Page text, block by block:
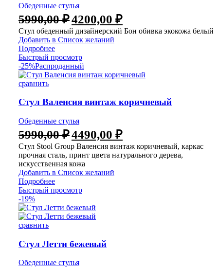
Обеденные стулья
5990,00₽4200,00 ₽
Стул обеденный дизайнерский Бон обивка экокожа белый
Добавить в Список желаний
Подробнее
Быстрый просмотр
-25%Распроданный
сравнить
Стул Валенсия винтаж коричневый
Обеденные стулья
5990,00₽4490,00 ₽
Стул Stool Group Валенсия винтаж коричневый, каркас
прочная сталь, принт цвета натурального дерева,
искусственная кожа
Добавить в Список желаний
Подробнее
Быстрый просмотр
-19%
сравнить
Стул Летти бежевый
Обеденные стулья